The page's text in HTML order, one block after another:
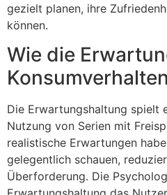
gezielt planen, ihre
können.
Wie die
Die Erwartungshaltung spielt
Nutzung von Serien mit
realistische Erwartungen
gelegentlich schauen,
Überforderung. Die